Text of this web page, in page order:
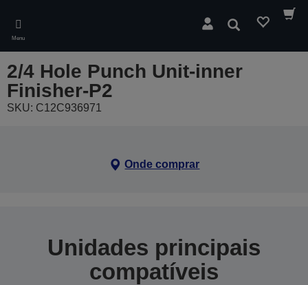
main
content
Menu
Pesquisar
2/4 Hole Punch Unit-inner
Finisher-P2
SKU: C12C936971
Onde comprar
Unidades principais
compatíveis